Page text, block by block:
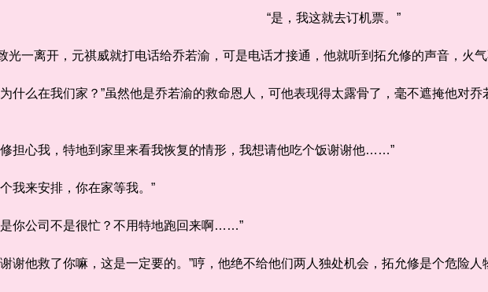
“是，我这就去订机票。”
一离开，元祺威就打电话给乔若渝，可是电话才接通，他就听到拓允修的声音，火气
么在我们家？”虽然他是乔若渝的救命恩人，可他表现得太露骨了，毫不遮掩他对乔
心我，特地到家里来看我恢复的情形，我想请他吃个饭谢谢他……”
来安排，你在家等我。”
公司不是很忙？不用特地跑回来啊……”
他救了你嘛，这是一定要的。”哼，他绝不给他们两人独处机会，拓允修是个危险人